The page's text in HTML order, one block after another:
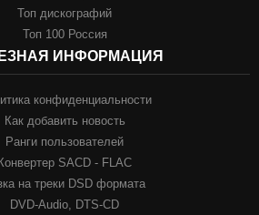
Топ дискографий
Топ 100 Россия
ИНФОРМАЦИЯ
конфиденциальности
Как добавить новость
Ранги пользователей
SACD - FLAC
на треки DSD формата
DVD-Audio, DTS-CD